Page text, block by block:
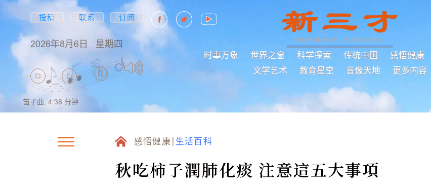
投稿 联系 订阅
2026年8月6日 星期四
时事万象 世界之窗 科学探索 传统中国 感悟健康
文学艺术
教育星空 音像天地 更多内容
笛子曲, 4:38 分钟
感悟健康 生活百科
秋吃柿子潤肺化痰 注意這五大事項